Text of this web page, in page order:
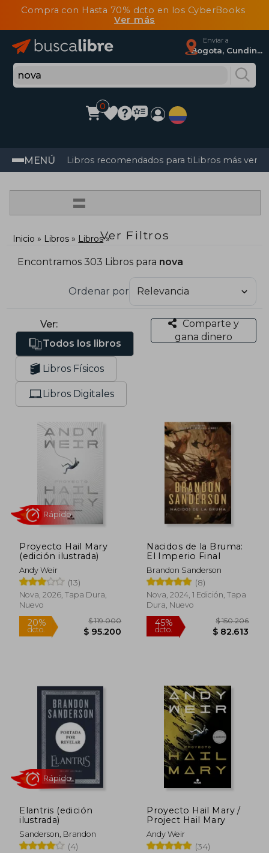
Compra con Hasta 70% dcto en los CyberBooks
Ver más
Enviar a
Bogota, Cundinamarca
0
MENÚ Libros recomendados para tiLibros más
=
Ver Filtros
Inicio Libros Libros
Encontramos 303 Libros para nova
Ordenar por
Ver:
Todos los libros
Libros Físicos
Libros Digitales
Comparte y
gana dinero
Proyecto Hail Mary
(edición ilustrada)
Andy Weir
(13)
Nova, 2026, Tapa Dura,
Nuevo
20%
dcto.
$ 119.000
Rápido
Nacidos de la Bruma:
El Imperio Final
Brandon Sanderson
(8)
Nova, 2024, 1 Edición, Tapa
Dura, Nuevo
45%
dcto.
Elantris (edición
ilustrada)
Sanderson, Brandon
(4)
Proyecto Hail Mary /
Project Hail Mary
Andy Weir
(34)